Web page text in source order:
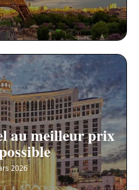
au meilleur prix
2026